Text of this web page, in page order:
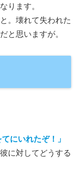
ります。
。壊れて失われた
と思いますが。
にいれたぞ！」
に対してどうする